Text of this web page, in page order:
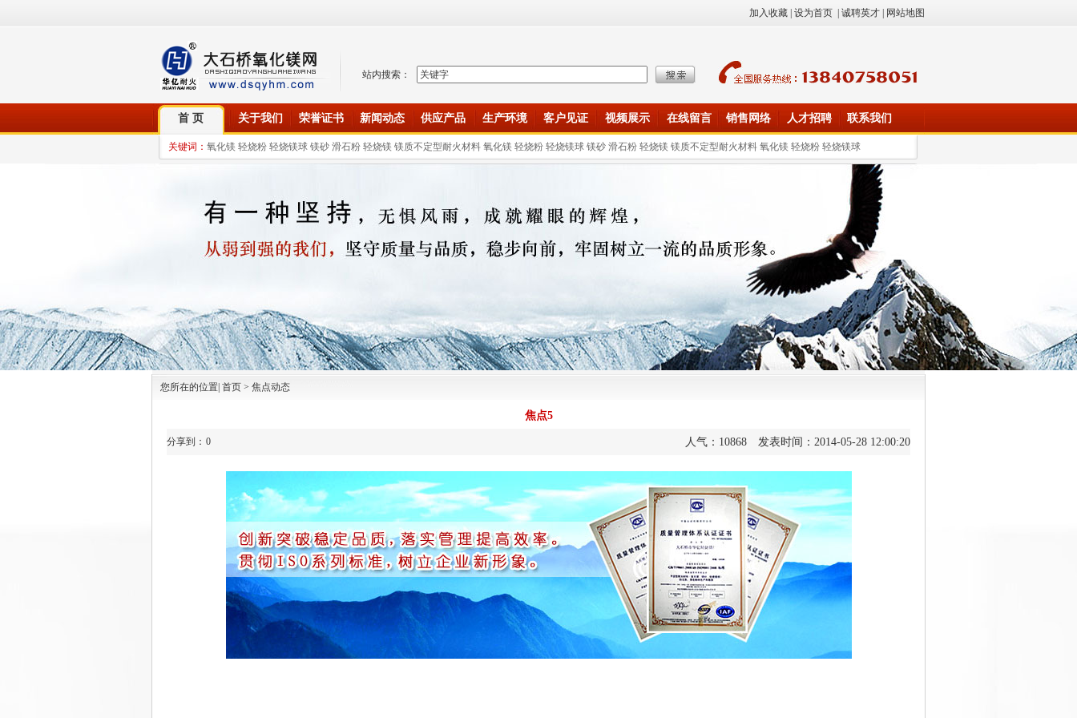
加入收藏 设为首页 诚聘英才 网站地图
站内搜索：
首 页 关于我们 荣誉证书 新闻动态 供应产品 生产环境 客户见证 视频展示 在线留言 销售网络 人才招聘 联系我们
关键词： 氧化镁 轻烧粉 轻烧镁球 镁砂 滑石粉 轻烧镁 镁质不定型耐火材料 氧化镁 轻烧粉 轻烧镁球 镁砂 滑石粉 轻烧镁 镁质不定型耐火材料 氧化镁 轻烧粉 轻烧镁球
您所在的位置| 首页 > 焦点动态
焦点5
分享到： 0 人气： 10868 发表时间：2014-05-28 12:00:20